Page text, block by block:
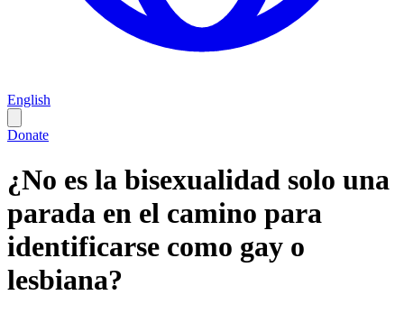
English
Donate
¿No es la bisexualidad solo una
parada en el camino para
identificarse como gay o
lesbiana?